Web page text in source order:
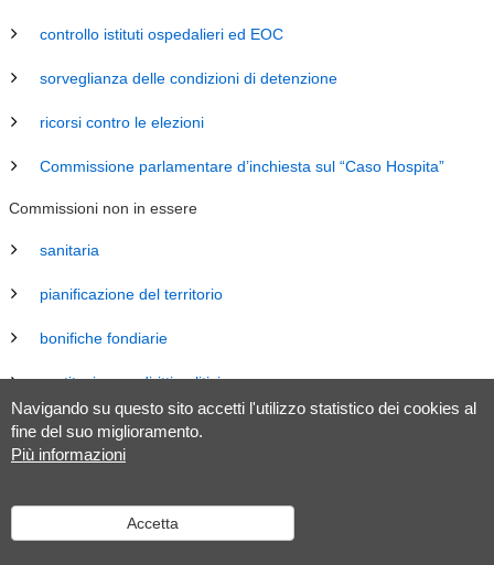
Navigando su questo sito accetti l'utilizzo statistico dei cookies al
fine del suo miglioramento.
Più informazioni
Accetta
controllo istituti ospedalieri ed EOC
sorveglianza delle condizioni di detenzione
ricorsi contro le elezioni
Commissione parlamentare d’inchiesta sul “Caso Hospita”
Commissioni non in essere
sanitaria
pianificazione del territorio
bonifiche fondiarie
costituzione e diritti politici
energia